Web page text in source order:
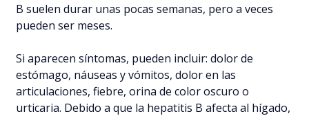
B suelen durar unas pocas semanas, pero a veces
pueden ser meses.
Si aparecen síntomas, pueden incluir: dolor de
estómago, náuseas y vómitos, dolor en las
articulaciones, fiebre, orina de color oscuro o
urticaria. Debido a que la hepatitis B afecta al hígado,